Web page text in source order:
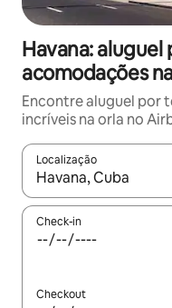
Havana:
acomodações
Encontre aluguel por
incríveis na orla no
Localização
Quando os resultados
Check-in
Checkout